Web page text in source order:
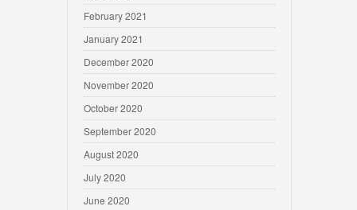
February 2021
January 2021
December 2020
November 2020
October 2020
September 2020
August 2020
July 2020
June 2020